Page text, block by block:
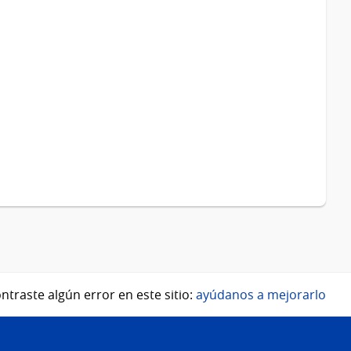
algún error en este sitio: ayúdanos a mejorarlo